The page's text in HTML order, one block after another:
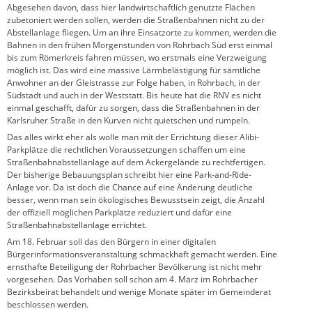
Abgesehen davon, dass hier landwirtschaftlich genutzte Flächen
zubetoniert werden sollen, werden die Straßenbahnen nicht zu der
Abstellanlage fliegen. Um an ihre Einsatzorte zu kommen, werden die
Bahnen in den frühen Morgenstunden von Rohrbach Süd erst einmal
bis zum Römerkreis fahren müssen, wo erstmals eine Verzweigung
möglich ist. Das wird eine massive Lärmbelästigung für sämtliche
Anwohner an der Gleistrasse zur Folge haben, in Rohrbach, in der
Südstadt und auch in der Weststatt. Bis heute hat die RNV es nicht
einmal geschafft, dafür zu sorgen, dass die Straßenbahnen in der
Karlsruher Straße in den Kurven nicht quietschen und rumpeln.
Das alles wirkt eher als wolle man mit der Errichtung dieser Alibi-
Parkplätze die rechtlichen Voraussetzungen schaffen um eine
Straßenbahnabstellanlage auf dem Ackergelände zu rechtfertigen.
Der bisherige Bebauungsplan schreibt hier eine Park-and-Ride-
Anlage vor. Da ist doch die Chance auf eine Änderung deutliche
besser, wenn man sein ökologisches Bewusstsein zeigt, die Anzahl
der offiziell möglichen Parkplätze reduziert und dafür eine
Straßenbahnabstellanlage errichtet.
Am 18. Februar soll das den Bürgern in einer digitalen
Bürgerinformationsveranstaltung schmackhaft gemacht werden. Eine
ernsthafte Beteiligung der Rohrbacher Bevölkerung ist nicht mehr
vorgesehen. Das Vorhaben soll schon am 4. März im Rohrbacher
Bezirksbeirat behandelt und wenige Monate später im Gemeinderat
beschlossen werden.